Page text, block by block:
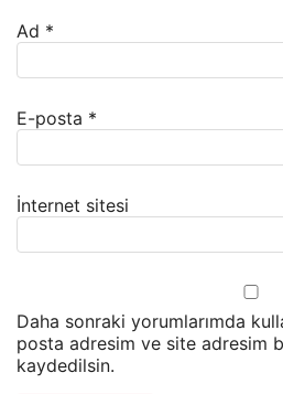
Ad *
E-posta *
İnternet sitesi
Daha sonraki yorumlarımda
posta adresim ve site adresim
kaydedilsin.